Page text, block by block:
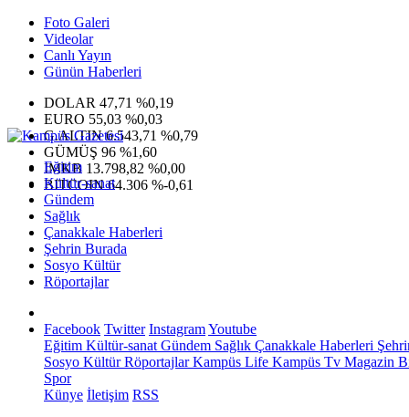
Foto Galeri
Videolar
Canlı Yayın
Günün Haberleri
DOLAR 47,71 %0,19
EURO 55,03 %0,03
G.ALTIN6.543,71 %0,79
GÜMÜŞ 96 %1,60
IMKB 13.798,82 %0,00
BITCOIN64.306 %-0,61
Eğitim
Kültür-sanat
Gündem
Sağlık
Çanakkale Haberleri
Şehrin Burada
Sosyo Kültür
Röportajlar
Facebook Twitter InstagramYoutube
Eğitim Kültür-sanat Gündem Sağlık Çanakkale Haberleri
Sosyo KültürRöportajlarKampüs Life Kampüs Tv Magazin
Spor
Künye İletişim RSS